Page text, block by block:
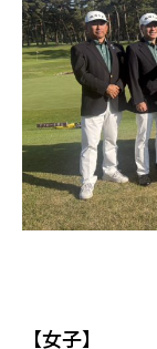
【女子】